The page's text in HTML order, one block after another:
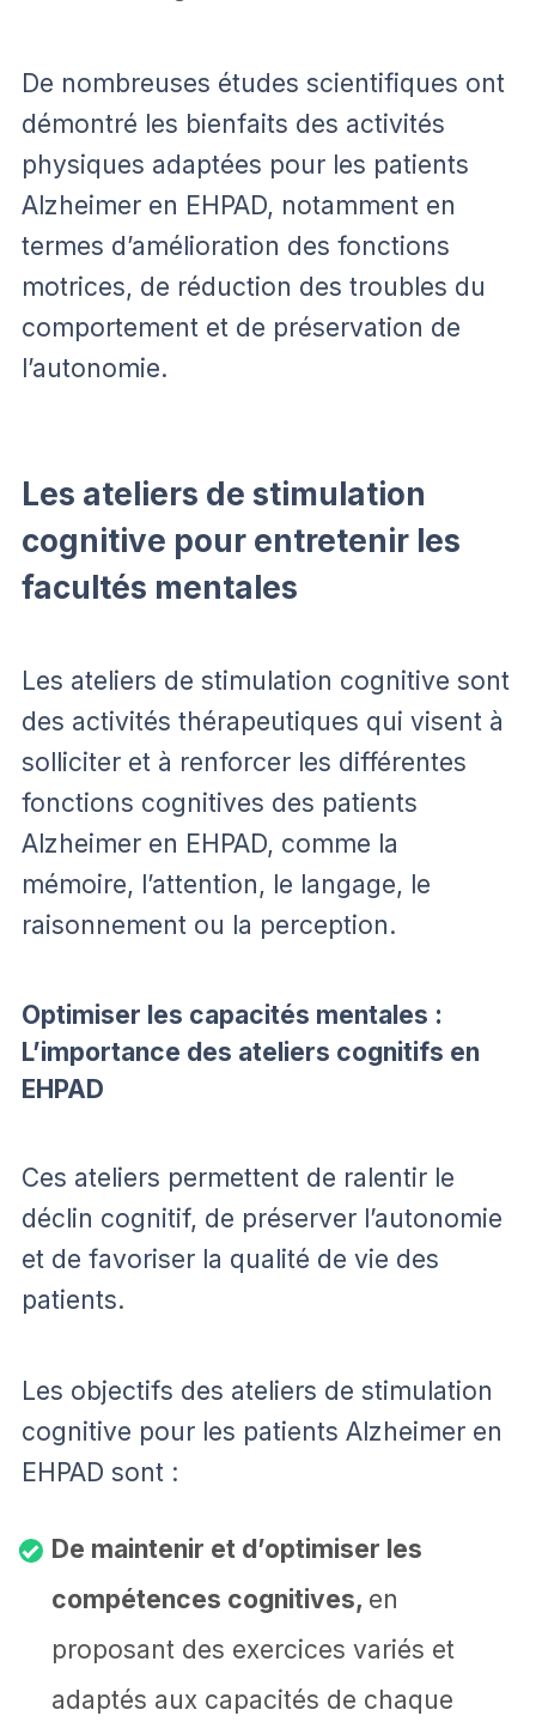
De nombreuses études scientifiques ont
démontré les bienfaits des activités
physiques adaptées pour les patients
Alzheimer en EHPAD, notamment en
termes d’amélioration des fonctions
motrices, de réduction des troubles du
comportement et de préservation de
l’autonomie.
Les ateliers de stimulation
cognitive pour entretenir les
facultés mentales
Les ateliers de stimulation cognitive sont
des activités thérapeutiques qui visent à
solliciter et à renforcer les différentes
fonctions cognitives des patients
Alzheimer en EHPAD, comme la
mémoire, l’attention, le langage, le
raisonnement ou la perception.
Optimiser les capacités mentales :
L’importance des ateliers cognitifs en
EHPAD
Ces ateliers permettent de ralentir le
déclin cognitif, de préserver l’autonomie
et de favoriser la qualité de vie des
patients.
Les objectifs des ateliers de stimulation
cognitive pour les patients Alzheimer en
EHPAD sont :
De maintenir et d’optimiser les
compétences cognitives, en
proposant des exercices variés et
adaptés aux capacités de chaque